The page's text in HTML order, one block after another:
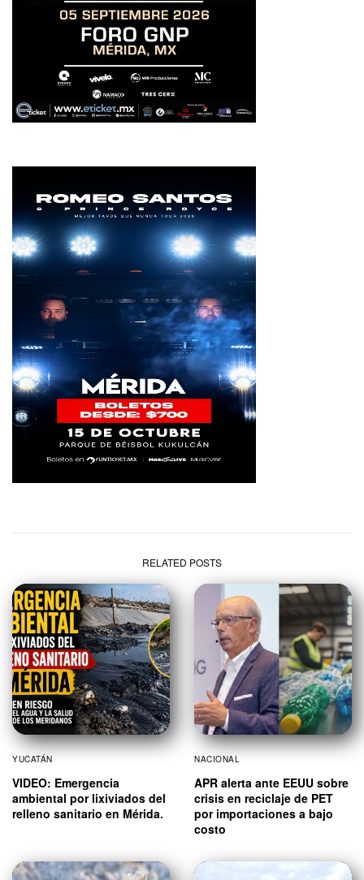
RELATED POSTS
YUCATÁN
VIDEO: Emergencia
ambiental por lixiviados del
relleno sanitario en Mérida.
NACIONAL
APR alerta ante EEUU sobre
crisis en reciclaje de PET
por importaciones a bajo
costo